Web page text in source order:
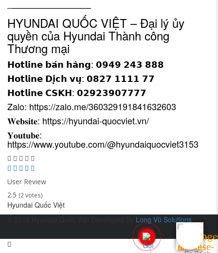
–—————————
HYUNDAI QUỐC VIỆT – Đại lý ủy
quyền của Hyundai Thành công
Thương mại
𝗛𝗼𝘁𝗹𝗶𝗻𝗲 𝗯𝗮́𝗻 𝗵𝗮̀𝗻𝗴: 𝟬𝟵𝟰𝟵 𝟮𝟰𝟯 𝟴𝟴𝟴
𝗛𝗼𝘁𝗹𝗶𝗻𝗲 𝗗𝗶̣𝗰𝗵 𝘃𝘂̣: 𝟬𝟴𝟮𝟳 𝟭𝟭𝟭𝟭 𝟳𝟳
𝗛𝗼𝘁𝗹𝗶𝗻𝗲 𝗖𝗦𝗞𝗛: 𝟬𝟮𝟵𝟮𝟯𝟵𝟬𝟳𝟳𝟳𝟳
Zalo: https://zalo.me/360329191841632603
𝐖𝐞𝐛𝐬𝐢𝐭𝐞: https://hyundai-quocviet.vn/
𝐘𝐨𝐮𝐭𝐮𝐛𝐞:
https://www.youtube.com/@hyundaiquocviet3153
User Review
2.5 (2votes)
Hyundai Quốc Việt
Long Vũ Solutions